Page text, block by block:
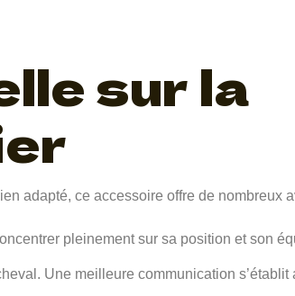
sur la
adapté, ce accessoire offre de nombreux
pleinement sur sa position et son
Une meilleure communication s’établit